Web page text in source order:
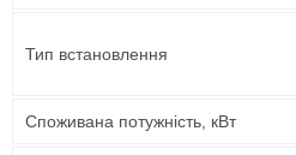
Тип встановлення
Споживана потужність, кВт